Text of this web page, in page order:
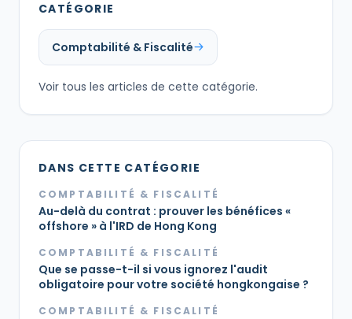
CATÉGORIE
Comptabilité & Fiscalité
Voir tous les articles de cette catégorie.
DANS CETTE CATÉGORIE
COMPTABILITÉ & FISCALITÉ
Au-delà du contrat : prouver les bénéfices «
offshore » à l'IRD de Hong Kong
COMPTABILITÉ & FISCALITÉ
Que se passe-t-il si vous ignorez l'audit
obligatoire pour votre société hongkongaise ?
COMPTABILITÉ & FISCALITÉ